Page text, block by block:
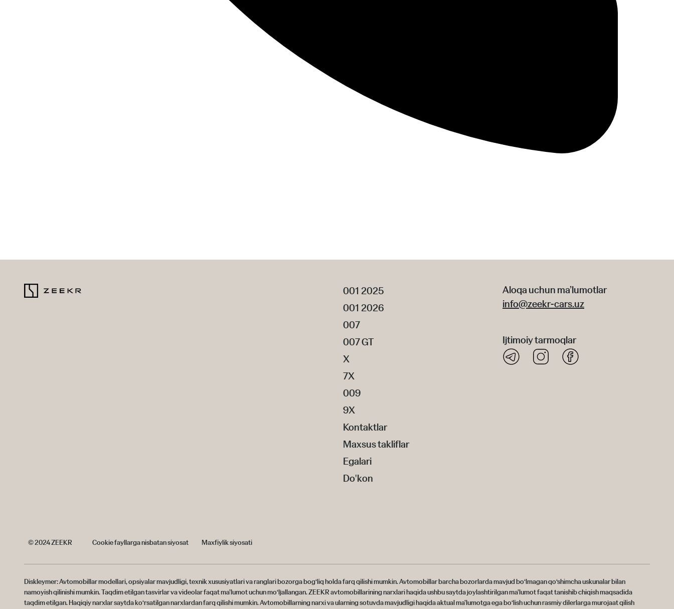
001 2025
001 2026
007
007 GT
X
7X
009
9X
Kontaktlar
Maxsus takliflar
Egalari
Do'kon
Aloqa uchun ma’lumotlar
info@zeekr-cars.uz
Ijtimoiy tarmoqlar
© 2024 ZEEKR Cookie fayllarga nisbatan siyosat Maxfiylik siyosati
Diskleymer: Avtomobillar modellari, opsiyalar mavjudligi, texnik xususiyatlari va ranglari bozorga bog‘liq holda farq qilishi mumkin. Avtomobillar barcha bozorlarda mavjud bo‘lmagan qo‘shimcha uskunalar bilan
namoyish qilinishi mumkin. Taqdim etilgan tasvirlar va videolar faqat ma’lumot uchun mo‘ljallangan. ZEEKR avtomobillarining narxlari haqida ushbu saytda joylashtirilgan ma’lumot faqat tanishib chiqish maqsadida
taqdim etilgan. Haqiqiy narxlar saytda ko‘rsatilgan narxlardan farq qilishi mumkin. Avtomobillarning narxi va ularning sotuvda mavjudligi haqida aktual ma’lumotga ega bo‘lish uchun rasmiy dilerlarga murojaat qilish